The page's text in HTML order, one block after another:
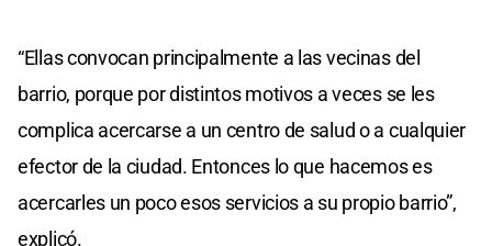
“Ellas convocan principalmente a las vecinas del
barrio, porque por distintos motivos a veces se les
complica acercarse a un centro de salud o a cualquier
efector de la ciudad. Entonces lo que hacemos es
acercarles un poco esos servicios a su propio barrio”,
explicó.